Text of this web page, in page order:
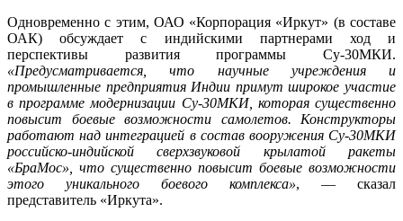
Одновременно с этим, ОАО «Корпорация «Иркут» (в составе
ОАК) обсуждает с индийскими партнерами ход и
перспективы развития программы Су-30МКИ.
«Предусматривается, что научные учреждения и
промышленные предприятия Индии примут широкое участие
в программе модернизации Су-30МКИ, которая существенно
повысит боевые возможности самолетов. Конструкторы
работают над интеграцией в состав вооружения Су-30МКИ
российско-индийской сверхзвуковой крылатой ракеты
«БраМос», что существенно повысит боевые возможности
этого уникального боевого комплекса», — сказал
представитель «Иркута».